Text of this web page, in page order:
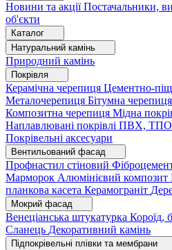
Новини та акціїПостачальники,
об'єкти
Каталог
Натуральний камінь
Природний камінь
Покрівля
Керамічна черепиця Цементно-
Металочерепиця Бітумна черепиця
Композитна черепиця Мідна
Наплавлювані покрівлі ПВХ, ТПО
Покрівельні аксесуари
Вентильований фасад
Профнастил стіновий
Марморок Алюмінієвий композит
планкова касета Керамограніт
Мокрий фасад
Венеціанська штукатурка Короїд,
Сланець Декоративний камінь
Підпокрівельні плівки та мембрани